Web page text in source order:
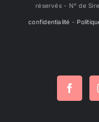
réservés - N° de
confidentialité -